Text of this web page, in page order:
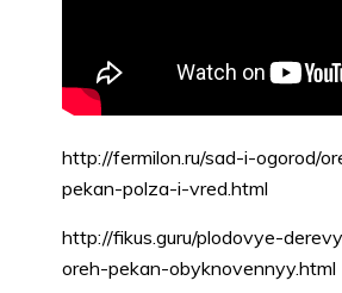
http://fermilon.ru/sad-i-ogorod/
pekan-polza-i-vred.html
http://fikus.guru/plodovye-
oreh-pekan-obyknovennyy.html